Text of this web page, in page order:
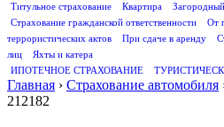
Титульное страхование
Квартира
Страхование гражданской ответственности
От
террористических актов
При сдаче в аренду
лиц
Яхты и катера
ИПОТЕЧНОЕ СТРАХОВАНИЕ
Главная › Страхование автомобиля
212182